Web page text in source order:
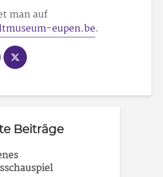
man auf
eupen.be.
Beiträge